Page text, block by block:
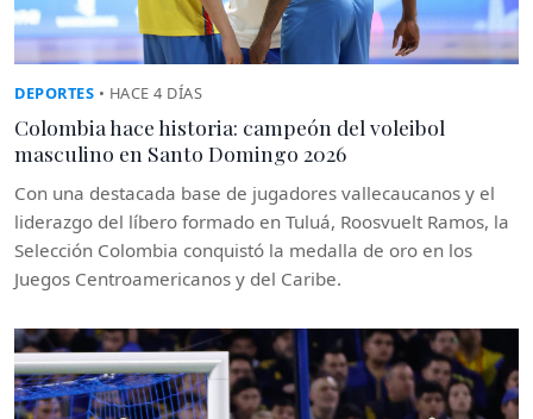
DEPORTES • HACE 4 DÍAS
Colombia hace historia: campeón del voleibol
masculino en Santo Domingo 2026
Con una destacada base de jugadores vallecaucanos y el
liderazgo del líbero formado en Tuluá, Roosvuelt Ramos, la
Selección Colombia conquistó la medalla de oro en los
Juegos Centroamericanos y del Caribe.